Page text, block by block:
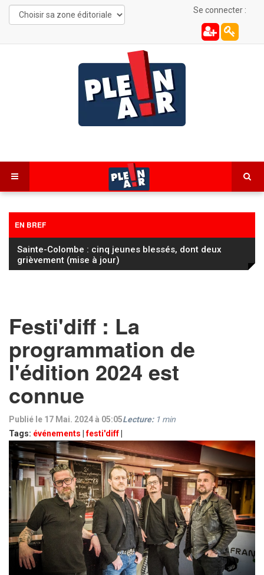
Se connecter :
EN BREF
Sainte-Colombe : cinq jeunes blessés, dont deux
grièvement (mise à jour)
Festi'diff : La
programmation de
l'édition 2024 est
connue
Publié le 17 Mai. 2024 à 05:05
Tags: événements |festi'diff
Lecture: 1 min